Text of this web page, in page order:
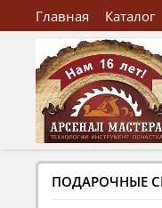
Главная Каталог
ПОДАРОЧНЫЕ